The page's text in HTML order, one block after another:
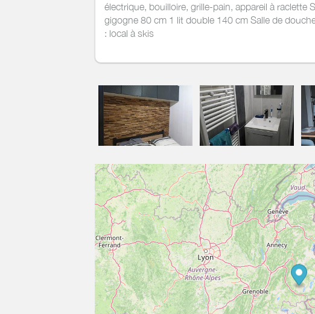
électrique, bouilloire, grille-pain, appareil à raclette
gigogne 80 cm 1 lit double 140 cm Salle de
: local à skis